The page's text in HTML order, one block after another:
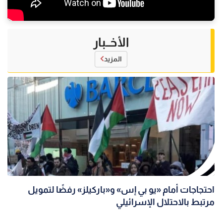
الأخــبار
المزيد
احتجاجات أمام «يو بي إس» و«باركيلز» رفضًا لتمويل
مرتبط بالاحتلال الإسرائيلي